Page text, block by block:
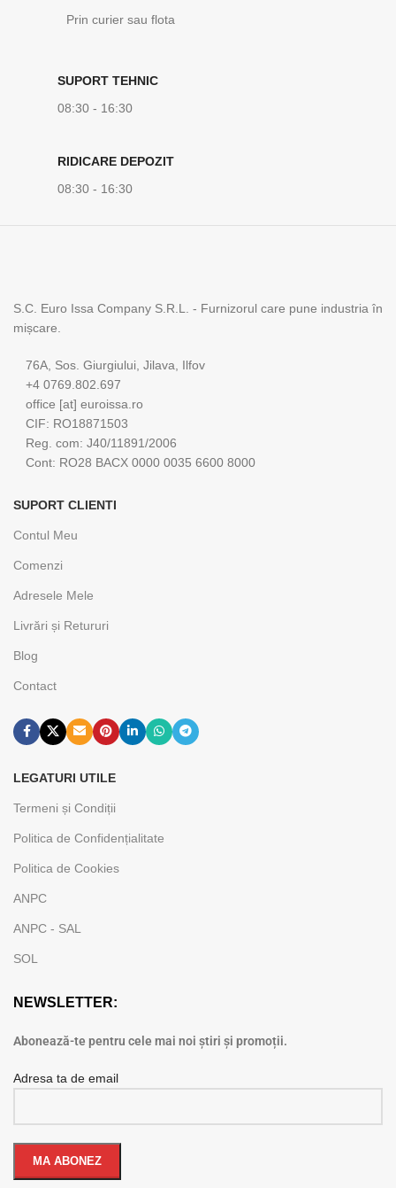
Prin curier sau flota
SUPORT TEHNIC
08:30 - 16:30
RIDICARE DEPOZIT
08:30 - 16:30
S.C. Euro Issa Company S.R.L. - Furnizorul care pune industria în
mișcare.
76A, Sos. Giurgiului, Jilava, Ilfov
+4 0769.802.697
office [at] euroissa.ro
CIF: RO18871503
Reg. com: J40/11891/2006
Cont: RO28 BACX 0000 0035 6600 8000
SUPORT CLIENTI
Contul Meu
Comenzi
Adresele Mele
Livrări și Retururi
Blog
Contact
LEGATURI UTILE
Termeni și Condiții
Politica de Confidențialitate
Politica de Cookies
ANPC
ANPC - SAL
SOL
NEWSLETTER:
Abonează-te pentru cele mai noi știri și promoții.
Adresa ta de email